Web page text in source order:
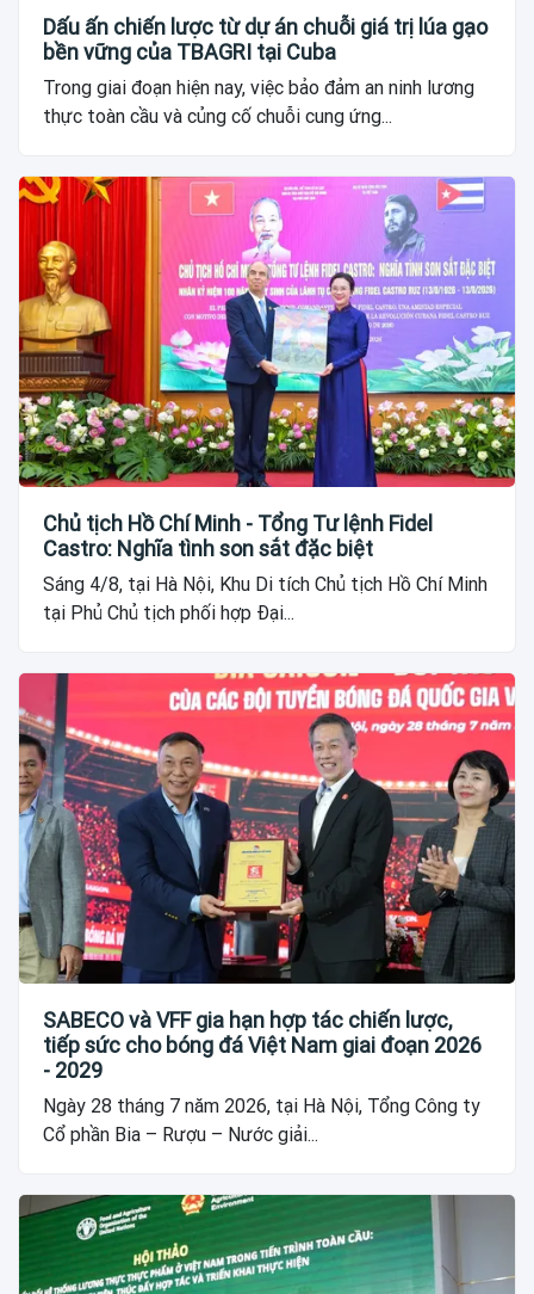
Dấu ấn chiến lược từ dự án chuỗi giá trị lúa gạo
bền vững của TBAGRI tại Cuba
Trong giai đoạn hiện nay, việc bảo đảm an ninh lương
thực toàn cầu và củng cố chuỗi cung ứng...
Chủ tịch Hồ Chí Minh - Tổng Tư lệnh Fidel
Castro: Nghĩa tình son sắt đặc biệt
Sáng 4/8, tại Hà Nội, Khu Di tích Chủ tịch Hồ Chí Minh
tại Phủ Chủ tịch phối hợp Đại...
SABECO và VFF gia hạn hợp tác chiến lược,
tiếp sức cho bóng đá Việt Nam giai đoạn 2026
- 2029
Ngày 28 tháng 7 năm 2026, tại Hà Nội, Tổng Công ty
Cổ phần Bia – Rượu – Nước giải...